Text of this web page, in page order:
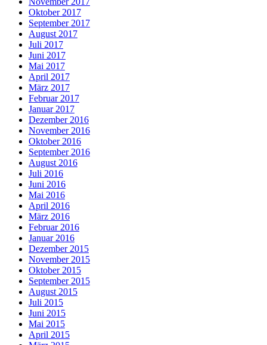
Oktober 2017
September 2017
August 2017
Juli 2017
Juni 2017
Mai 2017
April 2017
März 2017
Februar 2017
Januar 2017
Dezember 2016
November 2016
Oktober 2016
September 2016
August 2016
Juli 2016
Juni 2016
Mai 2016
April 2016
März 2016
Februar 2016
Januar 2016
Dezember 2015
November 2015
Oktober 2015
September 2015
August 2015
Juli 2015
Juni 2015
Mai 2015
April 2015